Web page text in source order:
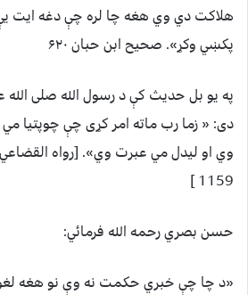
هلاکت دي وي هغه چا لره چې دغه ایت یې
پکښي وکړ». صحیح ابن حبان ۶۲۰
په یو بل حدیث کې د رسول الله صلی
دی: « زما رب ماته امر کړی چې چوپتیا
وي او لیدل مي عبرت وي». [رواه
1159 ]
حسن بصري رحمه الله فرمائي:
«د چا چې خبري حکمت نه وې نو هغه